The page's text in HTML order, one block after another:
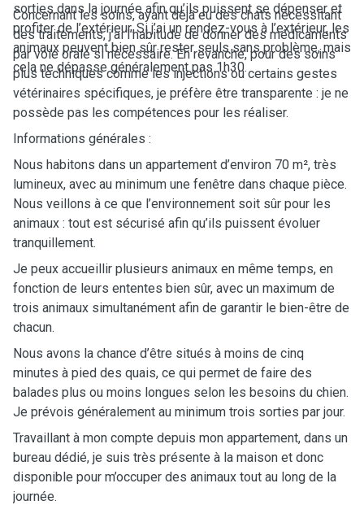
sorties dans la journée afin qu’ils puissent se dépenser et
profiter de l’extérieur. Si j’ai un rendez-vous à l’extérieur, les
animaux peuvent bien sûr rester seuls sans problème, mais
cela ne dépasse généralement pas 1h30.
Concernant les soins, ayant déjà eu des chats nécessitant
des traitements, j’ai l’habitude de donner des médicaments
par voie orale si nécessaire. En revanche, pour des soins
plus techniques comme les injections ou certains gestes
vétérinaires spécifiques, je préfère être transparente : je ne
possède pas les compétences pour les réaliser.
Informations générales :
Nous habitons dans un appartement d’environ 70 m², très
lumineux, avec au minimum une fenêtre dans chaque pièce.
Nous veillons à ce que l’environnement soit sûr pour les
animaux : tout est sécurisé afin qu’ils puissent évoluer
tranquillement.
Je peux accueillir plusieurs animaux en même temps, en
fonction de leurs ententes bien sûr, avec un maximum de
trois animaux simultanément afin de garantir le bien-être de
chacun.
Nous avons la chance d’être situés à moins de cinq
minutes à pied des quais, ce qui permet de faire des
balades plus ou moins longues selon les besoins du chien.
Je prévois généralement au minimum trois sorties par jour.
Travaillant à mon compte depuis mon appartement, dans un
bureau dédié, je suis très présente à la maison et donc
disponible pour m’occuper des animaux tout au long de la
journée.